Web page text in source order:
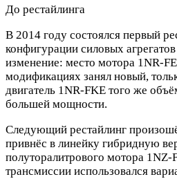
До рестайлинга
В 2014 году состоялся первый
конфигурации силовых
изменение: место мотора 1NR-
модификациях занял новый,
двигатель 1NR-FKE того же
большей мощности.
Следующий рестайлинг
привнёс в линейку гибридную
полуторалитрового мотора 1NZ-
трансмиссии использовался